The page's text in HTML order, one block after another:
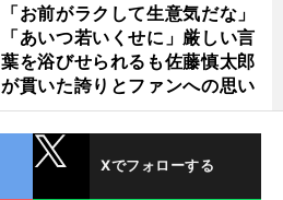
「お前がラクして生意気だな」
「あいつ若いくせに」厳しい言
葉を浴びせられるも佐藤慎太郎
が貫いた誇りとファンへの思い
Xでフォローする